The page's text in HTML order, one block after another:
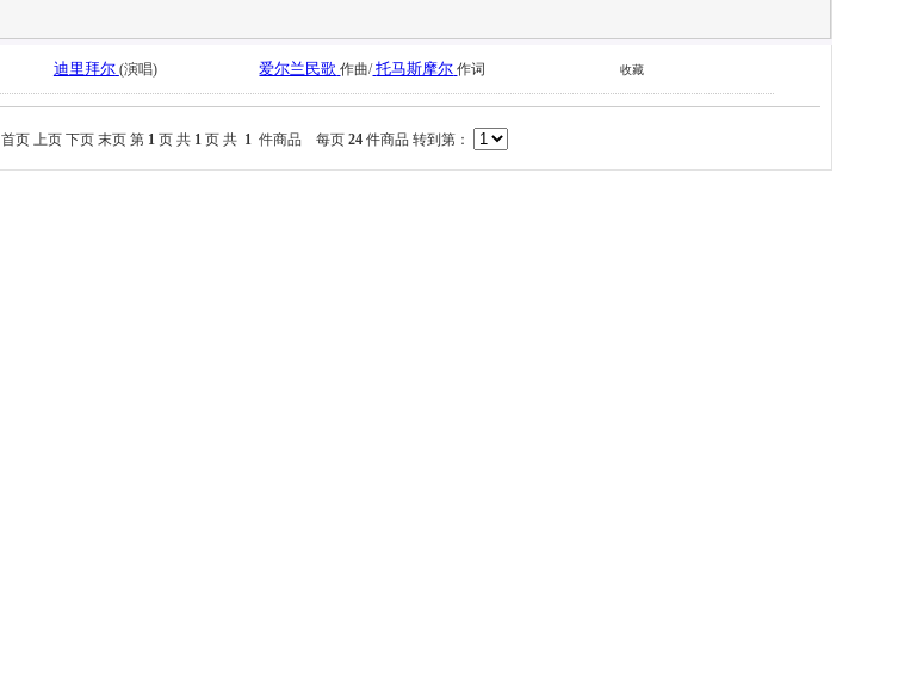
迪里拜尔 (演唱) 爱尔兰民歌 作曲/ 托马斯摩尔 作词 收藏
首页 上页 下页 末页第 1 页 共 1 页 共 1 件商品 每页 24 件商品 转到第：